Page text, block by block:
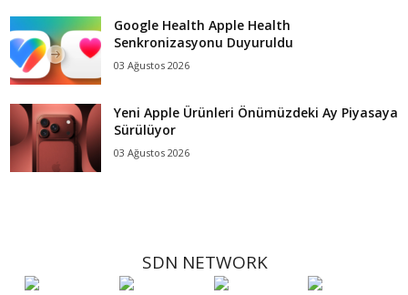
Google Health Apple Health
Senkronizasyonu Duyuruldu
03 Ağustos 2026
Yeni Apple Ürünleri Önümüzdeki Ay Piyasaya
Sürülüyor
03 Ağustos 2026
SDN NETWORK